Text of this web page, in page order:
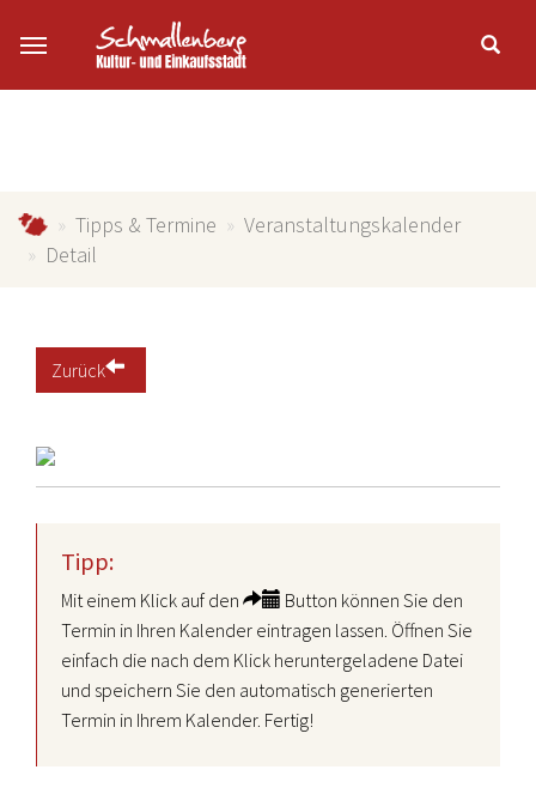
schmallenberg-direkt.de
Tipps & Termine
Veranstaltungskalender
Detail
Zurück
Tipp:
Mit einem Klick auf den
Button können Sie den
Termin in Ihren Kalender eintragen lassen. Öffnen Sie
einfach die nach dem Klick heruntergeladene Datei
und speichern Sie den automatisch generierten
Termin in Ihrem Kalender. Fertig!